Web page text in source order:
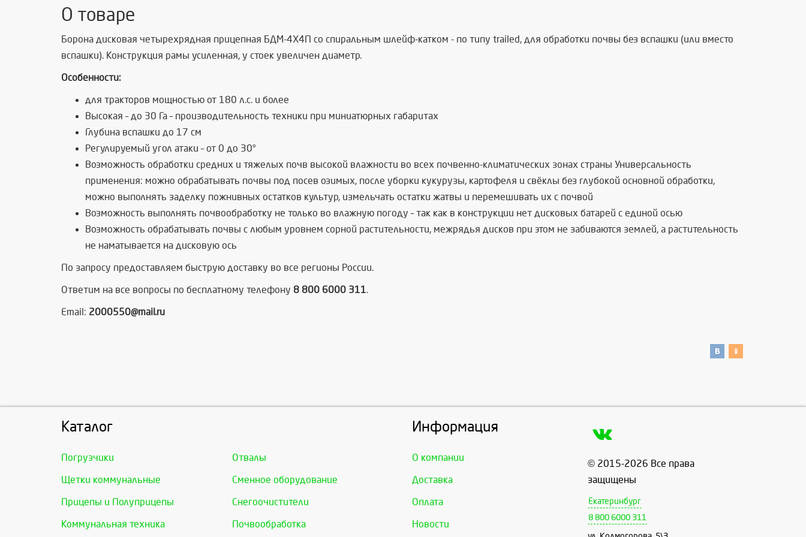
О товаре
Борона дисковая четырехрядная прицепная БДМ-4Х4П со спиральным шлейф-катком - по типу trailed, для обработки почвы без вспашки (или вместо
вспашки). Конструкция рамы усиленная, у стоек увеличен диаметр.
Особенности:
для тракторов мощностью от 180 л.с. и более
Высокая – до 30 Га – производительность техники при миниатюрных габаритах
Глубина вспашки до 17 см
Регулируемый угол атаки – от 0 до 30°
Возможность обработки средних и тяжелых почв высокой влажности во всех почвенно-климатических зонах страны Универсальность
применения: можно обрабатывать почвы под посев озимых, после уборки кукурузы, картофеля и свёклы без глубокой основной обработки,
можно выполнять заделку пожнивных остатков культур, измельчать остатки жатвы и перемешивать их с почвой
Возможность выполнять почвообработку не только во влажную погоду – так как в конструкции нет дисковых батарей с единой осью
Возможность обрабатывать почвы с любым уровнем сорной растительности, межрядья дисков при этом не забиваются землей, а растительность
не наматывается на дисковую ось
По запросу предоставляем быструю доставку во все регионы России.
Ответим на все вопросы по бесплатному телефону 8 800 6000 311.
Email: 2000550@mail.ru
Каталог
Погрузчики Отвалы
Щетки коммунальные Сменное оборудование
Прицепы и Полуприцепы Снегоочистители
Коммунальная техника Почвообработка
Информация
О компании
Доставка
Оплата
Новости
© 2015-2026 Все права
защищены
Екатеринбург
8 800 6000 311